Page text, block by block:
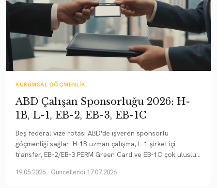
KURUMSAL GÖÇMENLIK
ABD Çalışan Sponsorluğu 2026: H-
1B, L-1, EB-2, EB-3, EB-1C
Beş federal vize rotası ABD'de işveren sponsorlu
göçmenliği sağlar: H-1B uzman çalışma, L-1 şirket içi
transfer, EB-2/EB-3 PERM Green Card ve EB-1C çok uluslu
19.05.2026 · Güncellendi 17.07.2026